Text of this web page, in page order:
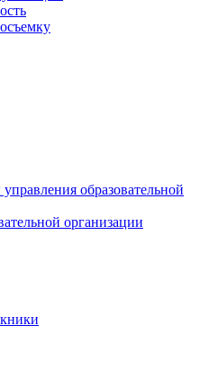
образовательной
организации